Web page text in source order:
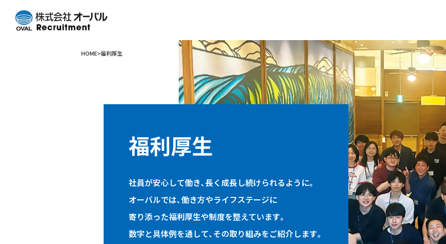
HOME 福利厚生
福利厚生
社員が安心して働き、長く成長し続けられるように。
オーバルでは、働き方やライフステージに
寄り添った福利厚生や制度を整えています。
数字と具体例を通して、 その取り組みをご紹介します。